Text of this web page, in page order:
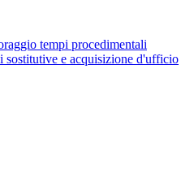
tempi procedimentali
sostitutive e acquisizione d'ufficio